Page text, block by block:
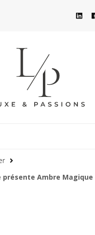
présente Ambre Magique